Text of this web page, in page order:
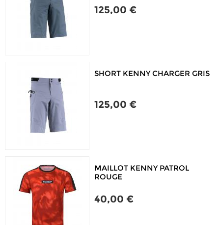
125,00 €
SHORT KENNY CHARGER GRIS
125,00 €
MAILLOT KENNY PATROL
ROUGE
40,00 €